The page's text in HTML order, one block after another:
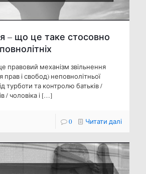
– що це таке стосовно
правовий механізм звільнення
і свобод) неповнолітньої
турботи та контролю батьків /
/ чоловіка і […]
0 Читати далі